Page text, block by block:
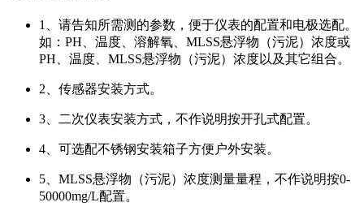
1、请告知所需测的参数，便于仪表的配置和电极选配。
如：PH、温度、溶解氧、MLSS悬浮物（污泥）浓度或
PH、温度、MLSS悬浮物（污泥）浓度以及其它组合。
2、传感器安装方式。
3、二次仪表安装方式，不作说明按开孔式配置。
4、可选配不锈钢安装箱子方便户外安装。
5、MLSS悬浮物（污泥）浓度测量量程，不作说明按0-
50000mg/L配置。